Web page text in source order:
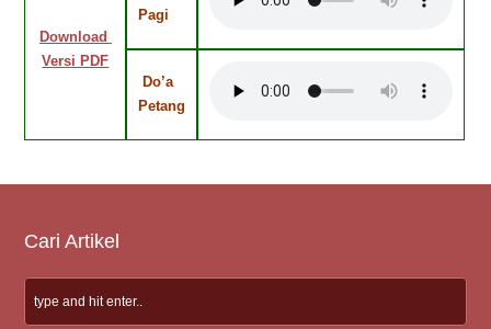
Download
Versi PDF
Pagi
Do’a
Petang
Cari Artikel